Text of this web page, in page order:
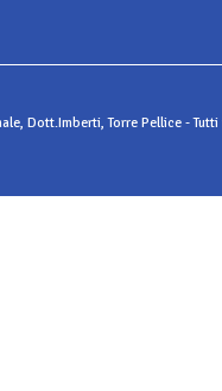
Dott.Imberti, Torre Pellice -